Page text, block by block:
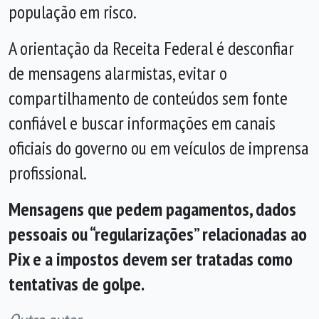
população em risco.
A orientação da Receita Federal é desconfiar
de mensagens alarmistas, evitar o
compartilhamento de conteúdos sem fonte
confiável e buscar informações em canais
oficiais do governo ou em veículos de imprensa
profissional.
Mensagens que pedem pagamentos, dados
pessoais ou “regularizações” relacionadas ao
Pix e a impostos devem ser tratadas como
tentativas de golpe.